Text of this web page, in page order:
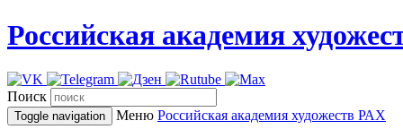
Российская академия
Поиск
Toggle navigation Меню Российская академия художеств РАХ